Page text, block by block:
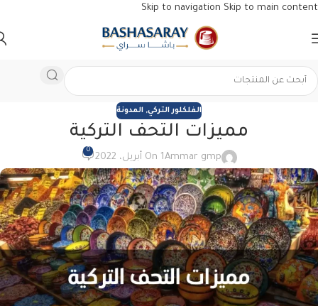
Skip to navigation Skip to main content
الفلكلور التركي, المدونة
مميزات التحف التركية
Ammar gmpOn 1 أبريل، 2022
0